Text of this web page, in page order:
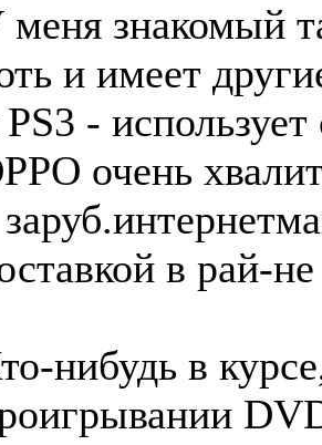
знакомый
и имеет
-
очень
в рай-
нибудь в